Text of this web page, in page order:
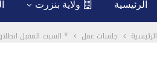
الرئيسية ولاية بنزرت
الرئيسية جلسات عمل * السبت المقبل